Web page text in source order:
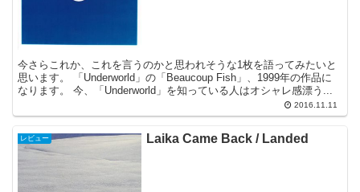
今さらこれか、これを言うのかと思われそうな1枚を語ってみたいと
思います。 「Underworld」の「Beaucoup Fish」、1999年の作品に
なります。 今、「Underworld」を知っている人はオシャレ感漂う...
2016.11.11
レビュー Laika Came Back / Landed